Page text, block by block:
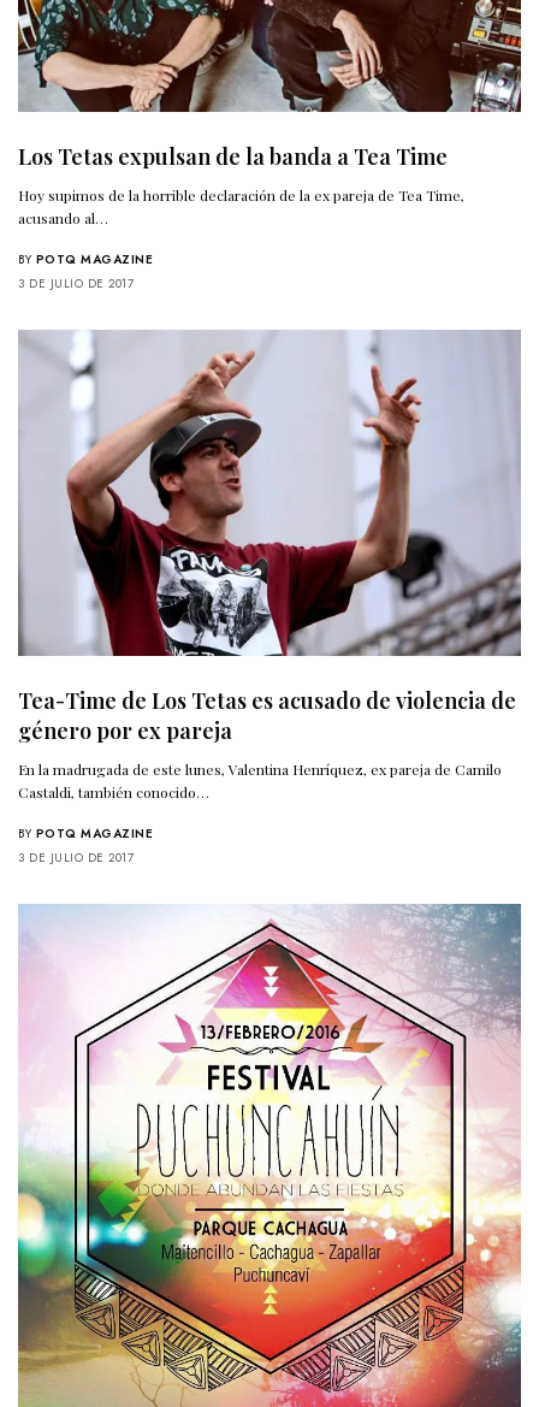
Los Tetas expulsan de la banda a Tea Time
Hoy supimos de la horrible declaración de la ex pareja de Tea Time,
acusando al…
BY POTQ MAGAZINE
3 DE JULIO DE 2017
Tea-Time de Los Tetas es acusado de violencia de
género por ex pareja
En la madrugada de este lunes, Valentina Henríquez, ex pareja de Camilo
Castaldi, también conocido…
BY POTQ MAGAZINE
3 DE JULIO DE 2017